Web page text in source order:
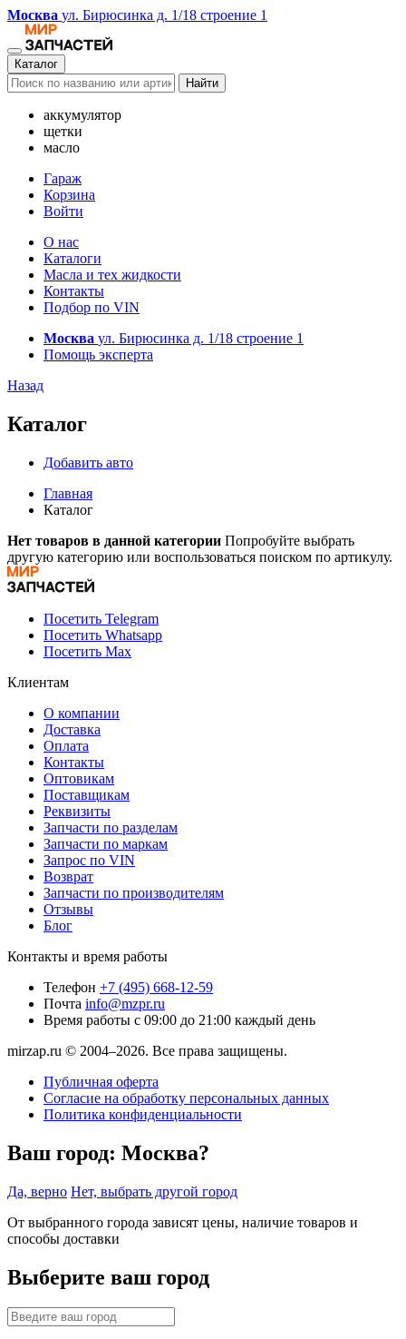
Москва ул. Бирюсинка д. 1/18 строение 1
Каталог
Найти
аккумулятор
щетки
масло
Гараж
Корзина
Войти
О нас
Каталоги
Масла и тех жидкости
Контакты
Подбор по VIN
Москва ул. Бирюсинка д. 1/18 строение 1
Помощь эксперта
Назад
Каталог
Добавить авто
Главная
Каталог
Нет товаров в данной категории Попробуйте выбрать
другую категорию или воспользоваться поиском по артикулу.
Посетить Telegram
Посетить Whatsapp
Посетить Max
Клиентам
О компании
Доставка
Оплата
Контакты
Оптовикам
Поставщикам
Реквизиты
Запчасти по разделам
Запчасти по маркам
Запрос по VIN
Возврат
Запчасти по производителям
Отзывы
Блог
Контакты и время работы
Телефон +7 (495) 668-12-59
Почта info@mzpr.ru
Время работы с 09:00 до 21:00 каждый день
mirzap.ru © 2004–2026. Все права защищены.
Публичная оферта
Согласие на обработку персональных данных
Политика конфиденциальности
Ваш город: Москва?
Да, верно Нет, выбрать другой город
От выбранного города зависят цены, наличие товаров и
способы доставки
Выберите ваш город